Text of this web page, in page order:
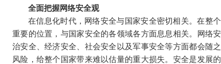
全面把握网络安全观
在信息化时代，网络安全与国家安全密切相关。在整
重要的位置，与国家安全的各领域各方面息息相关。网络
治安全、经济安全、社会安全以及军事安全等方面都会随
风险，给整个国家带来难以估量的重大损失。安全是发展